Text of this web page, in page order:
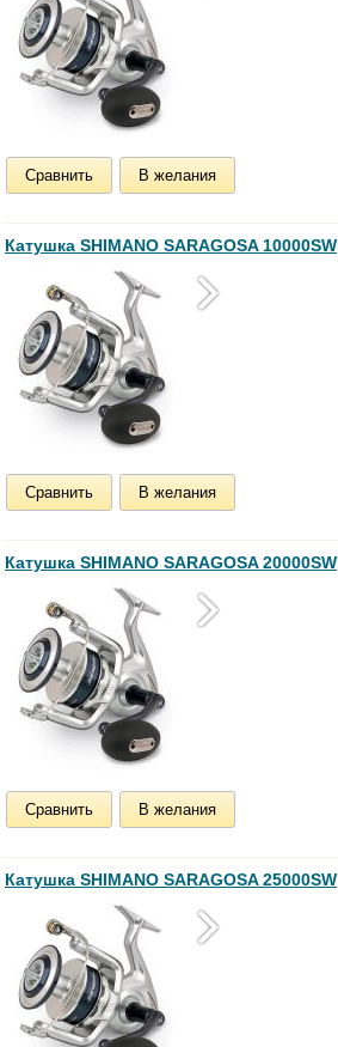
Сравнить В желания
Катушка SHIMANO SARAGOSA 10000SW
Сравнить В желания
Катушка SHIMANO SARAGOSA 20000SW
Сравнить В желания
Катушка SHIMANO SARAGOSA 25000SW